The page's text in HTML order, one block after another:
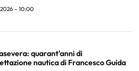
- 10:00
quarant'anni di
nautica di Francesco Guida